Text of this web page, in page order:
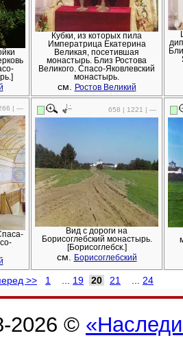
Кубки, из которых пила
Императрица Екатерина
Великая, посетившая
монастырь. Близ Ростова
Великого. Спасо-Яковлевский
монастырь.
см. Ростов Великий
| — 658 | 1221 | —
Вид с дороги на
Борисоглебский монастырь.
[Борисоглебск.]
см. Борисоглебский
>> 1 19 20 21 24
2026 ©